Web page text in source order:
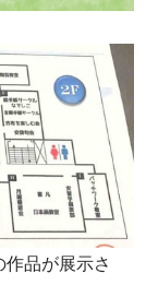
品が展示さ